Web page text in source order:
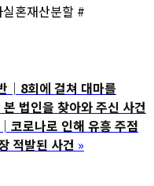
혼재산분할 #
│8회에 걸쳐 대마를
법인을 찾아와 주신 사건
로나로 인해 유흥 주점
적발된 사건 »